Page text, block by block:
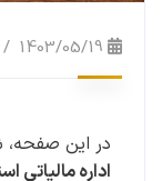
1403/05/19
در این صفحه،
اداره مالیاتی